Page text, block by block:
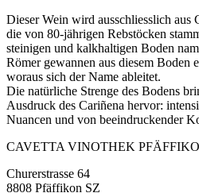
Dieser Wein wird ausschliesslich aus
die von 80-jährigen Rebstöcken
steinigen und kalkhaltigen Boden
Römer gewannen aus diesem Boden
woraus sich der Name ableitet.
Die natürliche Strenge des Bodens
Ausdruck des Cariñena hervor:
Nuancen und von beeindruckender
CAVETTA VINOTHEK
Churerstrasse 64
8808 Pfäffikon SZ